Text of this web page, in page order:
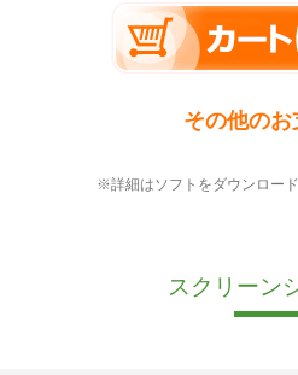
その他のお
※詳細はソフトをダウンロード
スクリーン